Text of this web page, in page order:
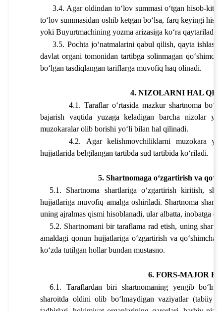
3.4. Agar oldindan toʻlov summasi oʻtgan hisob-
toʻlov summasidan oshib ketgan boʻlsa, farq keyingi
yoki Buyurtmachining yozma arizasiga koʻra qaytariladi.
3.5. Pochta joʻnatmalarini qabul qilish, qayta
davlat organi tomonidan tartibga solinmagan
boʻlgan tasdiqlangan tariflarga muvofiq haq olinadi.
4. NIZOLARNI HAL
4.1. Taraflar oʻrtasida mazkur shartnoma
bajarish vaqtida yuzaga keladigan barcha nizolar
muzokaralar olib borishi yoʻli bilan hal qilinadi.
4.2. Agar kelishmovchiliklarni muzokara
hujjatlarida belgilangan tartibda sud tartibida koʻriladi.
5. Shartnomaga oʻzgartirish va
5.1. Shartnoma shartlariga oʻzgartirish kiritish,
hujjatlariga muvofiq amalga oshiriladi. Shartnoma
uning ajralmas qismi hisoblanadi, ular albatta, inobatga
5.2. Shartnomani bir taraflama rad etish, uning
amaldagi qonun hujjatlariga oʻzgartirish va
koʻzda tutilgan hollar bundan mustasno.
6. FORS-MAJOR
6.1. Taraflardan biri shartnomaning yengib
sharoitda oldini olib boʻlmaydigan vaziyatlar (tabiiy